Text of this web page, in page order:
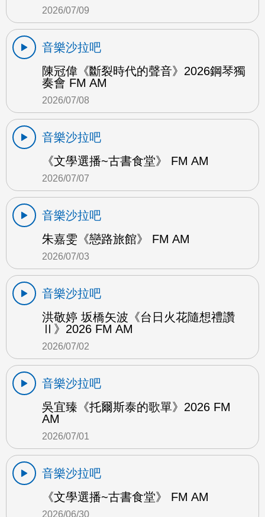
2026/07/09
音樂沙拉吧
陳冠偉《斷裂時代的聲音》2026鋼琴獨
奏會 FM AM
2026/07/08
音樂沙拉吧
《文學選播~古書食堂》 FM AM
2026/07/07
音樂沙拉吧
朱嘉雯《戀路旅館》 FM AM
2026/07/03
音樂沙拉吧
洪敬婷 坂橋矢波《台日火花隨想禮讚
Ⅱ》2026 FM AM
2026/07/02
音樂沙拉吧
吳宜臻《托爾斯泰的歌單》2026 FM
AM
2026/07/01
音樂沙拉吧
《文學選播~古書食堂》 FM AM
2026/06/30